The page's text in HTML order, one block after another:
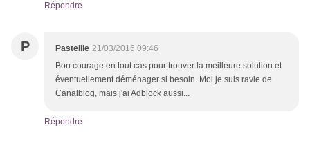
Répondre
P Pastellle 21/03/2016 09:46
Bon courage en tout cas pour trouver la meilleure solution et
éventuellement déménager si besoin. Moi je suis ravie de
Canalblog, mais j'ai Adblock aussi...
Répondre